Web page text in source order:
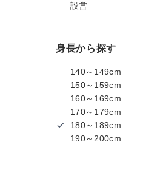
設営
身長から探す
140～149cm
150～159cm
160～169cm
170～179cm
180～189cm
190～200cm